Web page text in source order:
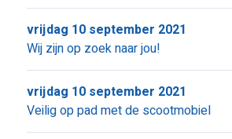
Wij zijn op zoek naar jou!
vrijdag 10 september 2021
Veilig op pad met de scootmobiel
vrijdag 10 september 2021